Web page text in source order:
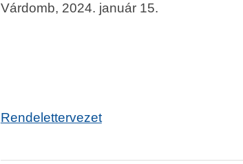
Várdomb, 2024. január 15.
Rendelettervezet